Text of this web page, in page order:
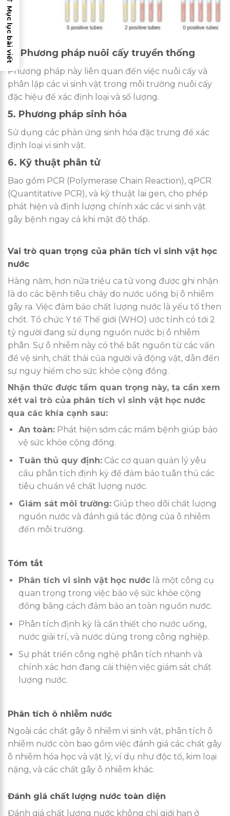
4. Phương pháp nuôi cấy truyền thống
Phương pháp này liên quan đến việc nuôi cấy và
phân lập các vi sinh vật trong môi trường nuôi cấy
đặc hiệu để xác định loại và số lượng.
5. Phương pháp sinh hóa
Sử dụng các phản ứng sinh hóa đặc trưng để xác
định loại vi sinh vật.
6. Kỹ thuật phân tử
Bao gồm PCR (Polymerase Chain Reaction), qPCR
(Quantitative PCR), và kỹ thuật lai gen, cho phép
phát hiện và định lượng chính xác các vi sinh vật
gây bệnh ngay cả khi mật độ thấp.
Vai trò quan trọng của phân tích vi sinh vật học
nước
Hàng năm, hơn nửa triệu ca tử vong được ghi nhận
là do các bệnh tiêu chảy do nước uống bị ô nhiễm
gây ra. Việc đảm bảo chất lượng nước là yếu tố then
chốt. Tổ chức Y tế Thế giới (WHO) ước tính có tới 2
tỷ người đang sử dụng nguồn nước bị ô nhiễm
phân. Sự ô nhiễm này có thể bắt nguồn từ các vấn
đề vệ sinh, chất thải của người và động vật, dẫn đến
sự nguy hiểm cho sức khỏe cộng đồng.
Nhận thức được tầm quan trọng này, ta cần xem
xét vai trò của phân tích vi sinh vật học nước
qua các khía cạnh sau:
An toàn:Phát hiện sớm các mầm bệnh giúp bảo
vệ sức khỏe cộng đồng.
Tuân thủ quy định:Các cơ quan quản lý yêu
cầu phân tích định kỳ để đảm bảo tuân thủ các
tiêu chuẩn về chất lượng nước.
Giám sát môi trường:Giúp theo dõi chất lượng
nguồn nước và đánh giá tác động của ô nhiễm
đến môi trường.
Tóm tắt
Phân tích vi sinh vật học nướclà một công cụ
quan trọng trong việc bảo vệ sức khỏe cộng
đồng bằng cách đảm bảo an toàn nguồn nước.
Phân tích định kỳ là cần thiết cho nước uống,
nước giải trí, và nước dùng trong công nghiệp.
Sự phát triển công nghệ phân tích nhanh và
chính xác hơn đang cải thiện việc giám sát chất
lượng nước.
Phân tích ô nhiễm nước
Ngoài các chất gây ô nhiễm vi sinh vật, phân tích ô
nhiễm nước còn bao gồm việc đánh giá các chất gây
ô nhiễm hóa học và vật lý, ví dụ như độc tố, kim loại
nặng, và các chất gây ô nhiễm khác.
Đánh giá chất lượng nước toàn diện
Đánh giá chất lượng nước không chỉ giới hạn ở
Mục lục bài viết